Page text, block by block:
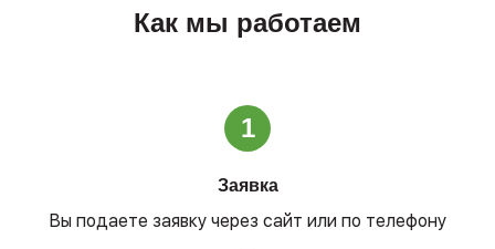
Как мы работаем
1
Заявка
Вы подаете заявку через сайт или по телефону